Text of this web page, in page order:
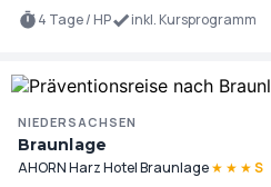
4 Tage / HP
inkl. Kursprogramm
NIEDERSACHSEN
Braunlage
AHORN Harz Hotel Braunlage★ ★ ★S